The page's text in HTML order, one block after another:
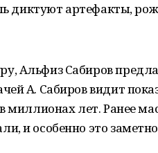
диктуют артефакты,
Альфиз Сабиров
А. Сабиров видит
миллионах лет. Ранее
и особенно это заметно